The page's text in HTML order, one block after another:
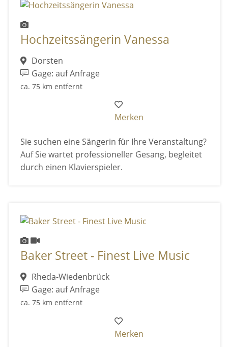
Hochzeitssängerin Vanessa
Dorsten
Gage: auf Anfrage
ca. 75 km entfernt
Merken
Sie suchen eine Sängerin für Ihre Veranstaltung?
Auf Sie wartet professioneller Gesang, begleitet
durch einen Klavierspieler.
Baker Street - Finest Live Music
Rheda-Wiedenbrück
Gage: auf Anfrage
ca. 75 km entfernt
Merken